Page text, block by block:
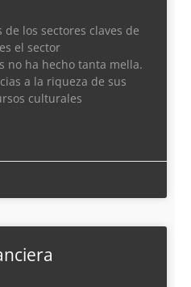
los sectores claves de
el sector
no ha hecho tanta mella.
a la riqueza de sus
culturales